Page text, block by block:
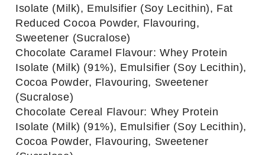
Isolate (Milk), Emulsifier (Soy Lecithin), Fat
Reduced Cocoa Powder, Flavouring,
Sweetener (Sucralose)
Chocolate Caramel Flavour: Whey Protein
Isolate (Milk) (91%), Emulsifier (Soy Lecithin),
Cocoa Powder, Flavouring, Sweetener
(Sucralose)
Chocolate Cereal Flavour: Whey Protein
Isolate (Milk) (91%), Emulsifier (Soy Lecithin),
Cocoa Powder, Flavouring, Sweetener